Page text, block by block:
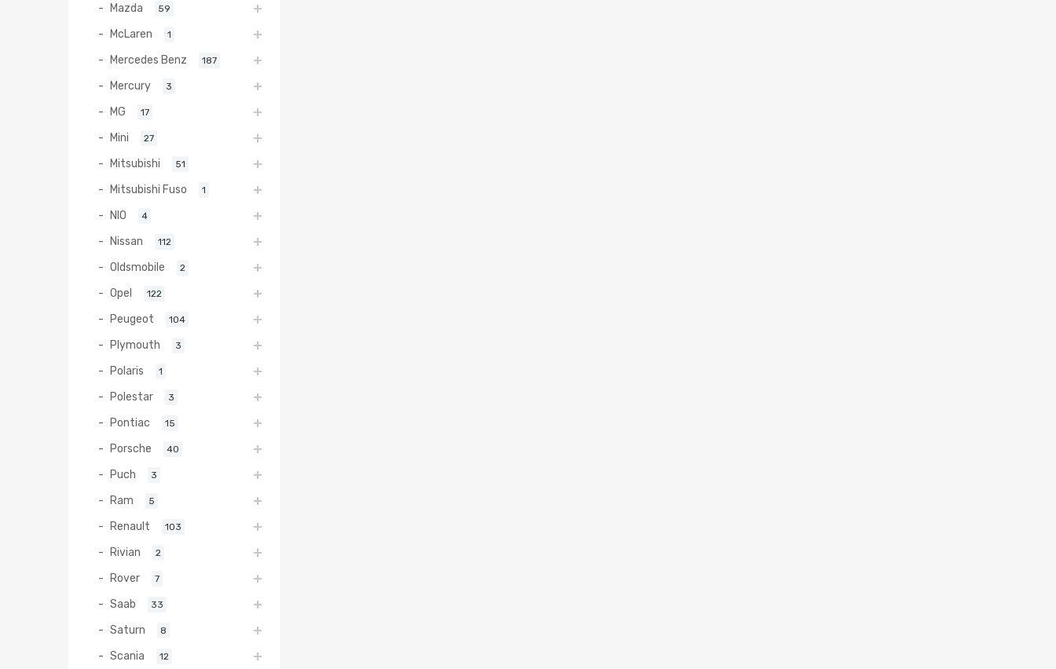
Mazda 59
McLaren 1
Mercedes Benz 187
Mercury 3
MG 17
Mini 27
Mitsubishi 51
Mitsubishi Fuso 1
NIO 4
Nissan 112
Oldsmobile 2
Opel 122
Peugeot 104
Plymouth 3
Polaris 1
Polestar 3
Pontiac 15
Porsche 40
Puch 3
Ram 5
Renault 103
Rivian 2
Rover 7
Saab 33
Saturn 8
Scania 12